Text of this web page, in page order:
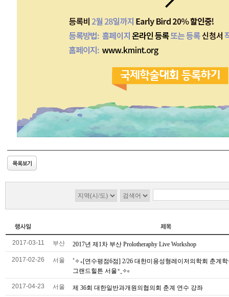
2017-03-11 부산 2017년 제1차 부산 Prolotheraphy Live Workshop
2017-02-26 서울
˚✧₊[연수평점6점] 2/26 대한미용성형레이저의학회 춘계
그랜드힐튼 서울⁺˳✧༚
2017-04-23 서울 제 36회 대한일반과개원의협의회 춘계 연수 강좌